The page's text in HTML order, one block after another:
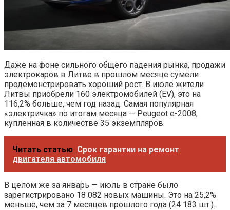
Даже на фоне сильного общего падения рынка, продажи
электрокаров в Литве в прошлом месяце сумели
продемонстрировать хороший рост. В июле жители
Литвы приобрели 160 электромобилей (EV), это на
116,2% больше, чем год назад. Самая популярная
«электричка» по итогам месяца — Peugeot е-2008,
купленная в количестве 35 экземпляров.
Читать статью Срок гарантии на ремонт
двигателя автомобиля
В целом же за январь — июль в стране было
зарегистрировано 18 082 новых машины. Это на 25,2%
меньше, чем за 7 месяцев прошлого года (24 183 шт.).